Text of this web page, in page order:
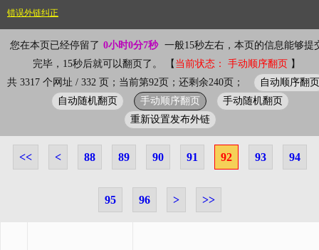
错误外链纠正
您在本页已经停留了 0小时0分8秒
一般15秒左右，本页的信息能够提
完毕，15秒后就可以翻页了。 【 当前状态： 手动顺序翻页 】
共 3317 个网址 / 332 页；当前第92页；还剩余240页；
自动顺序翻页
自动随机翻页
手动顺序翻页
手动随机翻页
重新设置发布外链
<< < 88 89 90 91 92 93 94
95 96 > >>